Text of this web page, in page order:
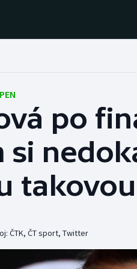
Baseball a softbal
Basketbal
Biatlon
po
si
ČTK, ČT sport, Twitter